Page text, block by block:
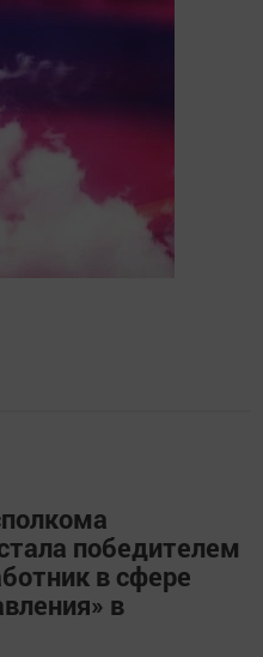
победителем
в сфере
в